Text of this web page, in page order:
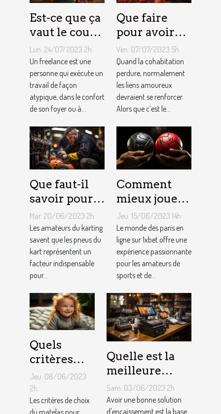
Est-ce que ça
vaut le coup
de devenir
indépendant
?
Lun. 24/07/2023 2h
Un freelance est une
personne qui exécute un
travail de façon
atypique, dans le confort
de son foyer ou à...
Que faire
pour avoir
toujours la
vie rose en
couple ?
Ven. 07/07/2023 5h
Quand la cohabitation
perdure, normalement
les liens amoureux
devraient se renforcer.
Alors que c’est le...
Que faut-il
savoir pour
un meilleur
ajustement
de la
pression des
pneus de
Kart ?
Mar. 20/06/2023 2h
Les amateurs du karting
savent que les pneus du
kart représentent un
facteur indispensable
pour...
Comment
mieux jouer
pour gagner
au jeu
1XBET ?
Jeu. 15/06/2023 14h
Le monde des paris en
ligne sur 1xbet offre une
expérience passionnante
pour les amateurs de
sports et de...
Quels
critères
pour
choisir un
matelas de
Jeu. 08/06/2023
2h
Les critères de choix
Quelle est la
meilleure
solution
d'encaissement
Sam. 03/06/2023 2h
Avoir une bonne solution
d'encaissement est la base